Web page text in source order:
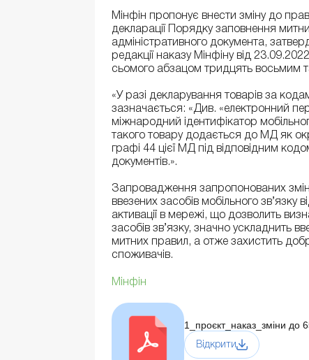
Мінфін пропонує внести зміну до
декларації Порядку заповнення
адміністративного документа,
редакції наказу Мінфіну від
сьомого абзацом тридцять восьмим
«У разі декларування товарів за
зазначається: «Див. «електронний
міжнародний ідентифікатор
такого товару додається до МД як
графі 44 цієї МД під відповідним
документів.».
Запровадження запропонованих
ввезених засобів мобільного зв’язку
активації в мережі, що дозволить
засобів зв’язку, значно ускладнить
митних правил, а отже захистить
споживачів.
Мінфін
1_проєкт_наказ_зміни до
Відкрити